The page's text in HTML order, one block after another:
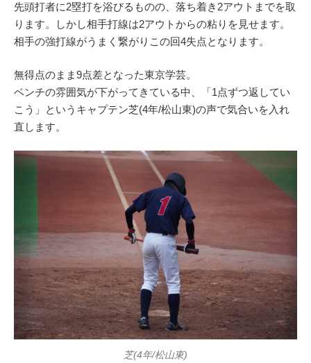
先頭打者に2塁打を浴びるものの、落ち着き2アウトまでを取
ります。しかし相手打線は2アウトからの粘りを見せます。
相手の強打線がうまく繋がりこの回4失点となります。
無得点のまま9点差となった東京学芸。
ベンチの雰囲気が下がってきている中、「1点ずつ返してい
こう」というキャプテン芝(4年/松山東)の声で気合いを入れ
直します。
芝(4年/松山東)